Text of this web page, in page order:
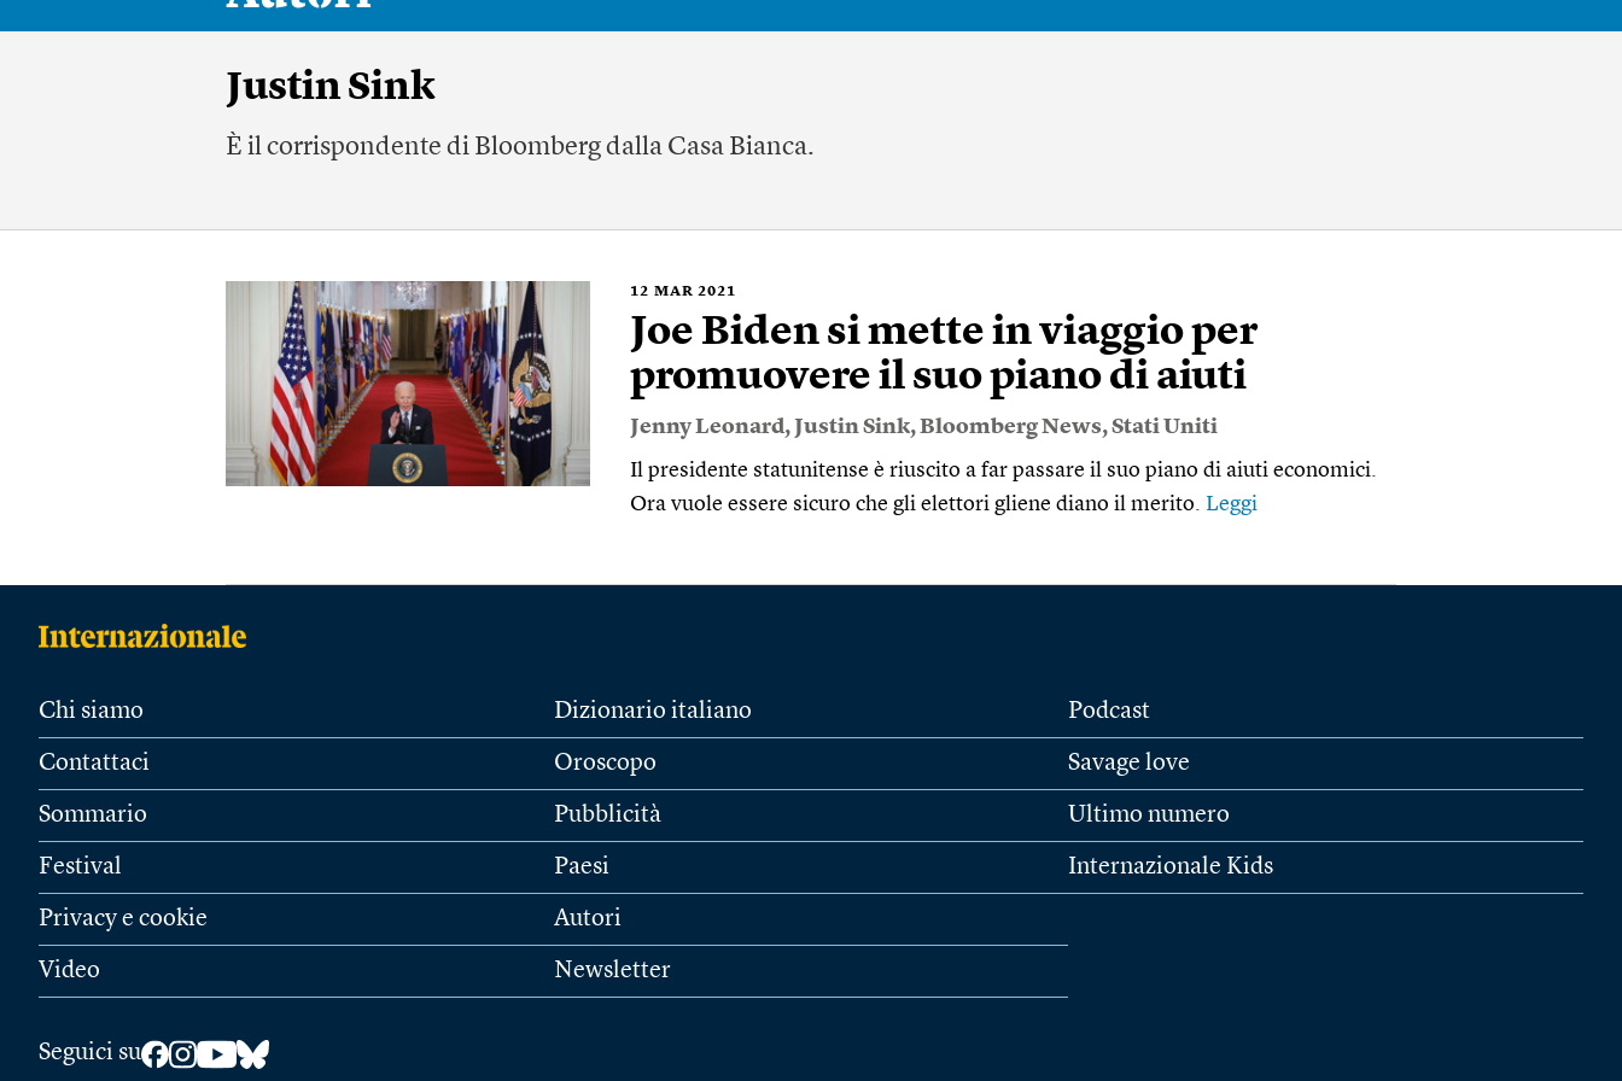
Justin Sink
È il corrispondente di Bloomberg dalla Casa Bianca.
12 MAR 2021
Joe Biden si mette in viaggio per
promuovere il suo piano di aiuti
Jenny Leonard, Justin Sink,Bloomberg News,Stati Uniti
Il presidente statunitense è riuscito a far passare il suo piano di aiuti economici.
Ora vuole essere sicuro che gli elettori gliene diano il merito. Leggi
Chi siamo
Contattaci
Sommario
Festival
Privacy e cookie
Video
Dizionario italiano
Oroscopo
Pubblicità
Paesi
Autori
Newsletter
Podcast
Savage love
Ultimo numero
Internazionale Kids
Seguici su